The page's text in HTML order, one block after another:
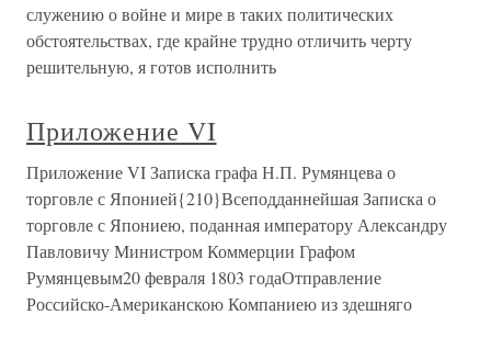
служению о войне и мире в таких политических
обстоятельствах, где крайне трудно отличить черту
решительную, я готов исполнить
Приложение VI
Приложение VI Записка графа Н.П. Румянцева о
торговле с Японией{210}Всеподданнейшая Записка о
торговле с Япониею, поданная императору Александру
Павловичу Министром Коммерции Графом
Румянцевым20 февраля 1803 годаОтправление
Российско-Американскою Компаниею из здешняго